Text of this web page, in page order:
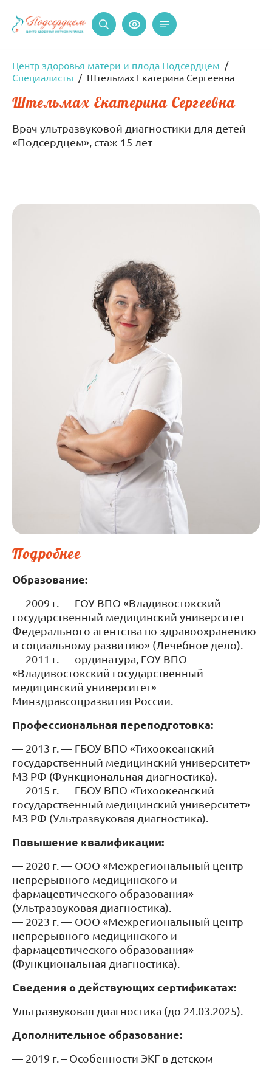
Штельмах Екатерина Сергеевна
Центр здоровья матери и плода Подсердцем
Специалисты
Штельмах Екатерина Сергеевна
Врач ультразвуковой диагностики для детей
«Подсердцем», стаж 15 лет
Подробнее
Образование:
— 2009 г. — ГОУ ВПО «Владивостокский
государственный медицинский университет
Федерального агентства по здравоохранению
и социальному развитию» (Лечебное дело).
— 2011 г. — ординатура, ГОУ ВПО
«Владивостокский государственный
медицинский университет»
Минздравсоцразвития России.
Профессиональная переподготовка:
— 2013 г. — ГБОУ ВПО «Тихоокеанский
государственный медицинский университет»
МЗ РФ (Функциональная диагностика).
— 2015 г. — ГБОУ ВПО «Тихоокеанский
государственный медицинский университет»
МЗ РФ (Ультразвуковая диагностика).
Повышение квалификации:
— 2020 г. — ООО «Межрегиональный центр
непрерывного медицинского и
фармацевтического образования»
(Ультразвуковая диагностика).
— 2023 г. — ООО «Межрегиональный центр
непрерывного медицинского и
фармацевтического образования»
(Функциональная диагностика).
Сведения о действующих сертификатах:
Ультразвуковая диагностика (до 24.03.2025).
Дополнительное образование:
— 2019 г. – Особенности ЭКГ в детском